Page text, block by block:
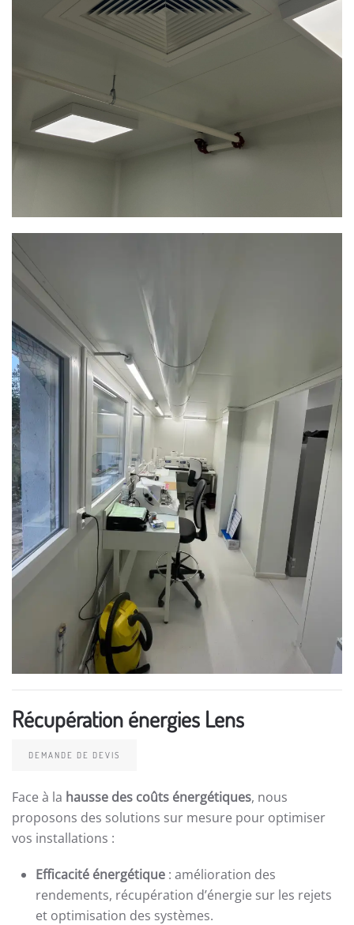
Récupération énergies Lens
DEMANDE DE DEVIS
Face à la hausse des coûts énergétiques, nous
proposons des solutions sur mesure pour optimiser
vos installations :
Efficacité énergétique : amélioration des
rendements, récupération d’énergie sur les rejets
et optimisation des systèmes.